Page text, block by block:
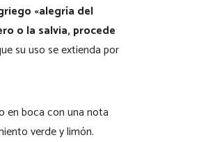
«alegría del
o la salvia, procede
su uso se extienda por
en boca con una nota
verde y limón.